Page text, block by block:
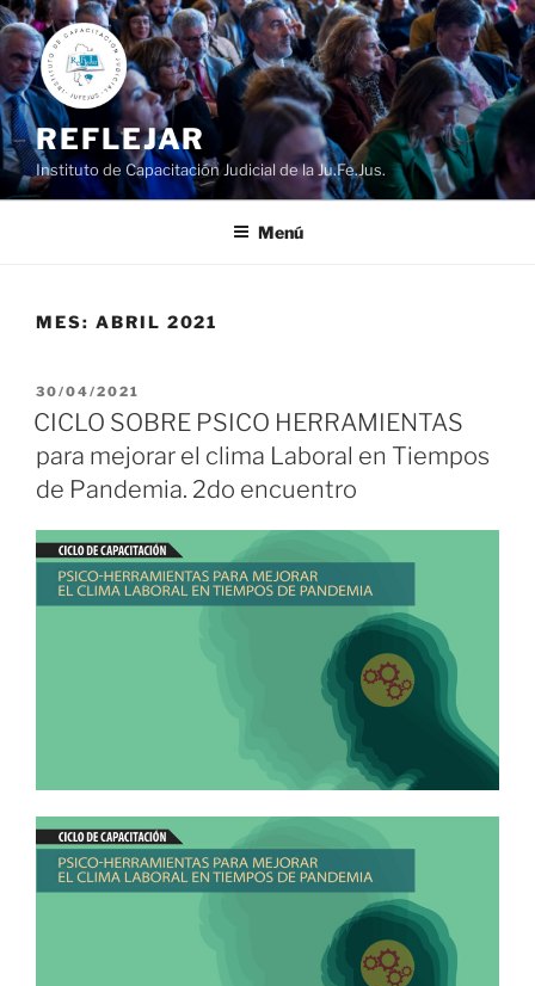
Ir
al
contenido
REFLEJAR
Instituto de Capacitación Judicial de la Ju.Fe.Jus.
Menú
MES: ABRIL 2021
PUBLICADO
EL
30/04/2021
CICLO SOBRE PSICO HERRAMIENTAS
para mejorar el clima Laboral en Tiempos
de Pandemia. 2do encuentro